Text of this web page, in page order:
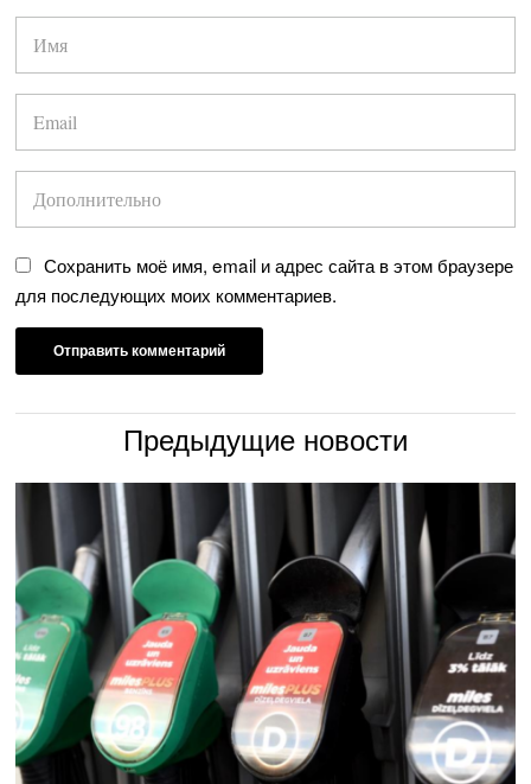
Сохранить моё имя, email и адрес сайта в этом браузере
для последующих моих комментариев.
Предыдущие новости